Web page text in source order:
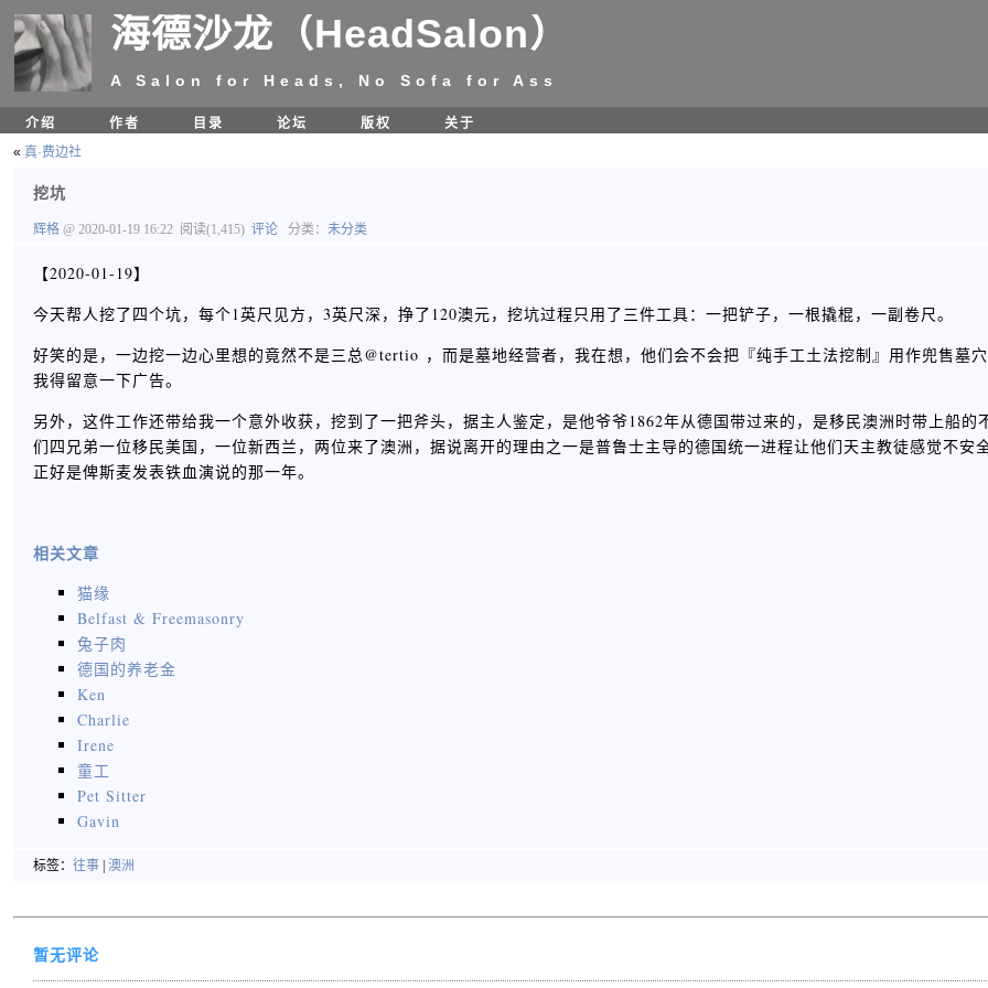
海德沙龙（HeadSalon）
A Salon for Heads, No Sofa for Ass
介绍 作者 目录 论坛 版权
关于
« 真·费边社
挖坑
辉格 @ 2020-01-19 16:22 阅读(1,415) 评论 分类： 未分类
【2020-01-19】
今天帮人挖了四个坑，每个1英尺见方，3英尺深，挣了120澳元，挖坑过程只用了三件工具：一把铲子，一根撬棍，一副卷尺。
好笑的是，一边挖一边心里想的竟然不是三总@tertio ，而是墓地经营者，我在想，他们会不会把『纯手工土法挖制』用作兜售墓
我得留意一下广告。
另外，这件工作还带给我一个意外收获，挖到了一把斧头，据主人鉴定，是他爷爷1862年从德国带过来的，是移民澳洲时带上船的
们四兄弟一位移民美国，一位新西兰，两位来了澳洲，据说离开的理由之一是普鲁士主导的德国统一进程让他们天主教徒感觉不安
正好是俾斯麦发表铁血演说的那一年。
相关文章
猫缘
Belfast & Freemasonry
兔子肉
德国的养老金
Ken
Charlie
Irene
童工
Pet Sitter
Gavin
标签： 往事 澳洲
暂无评论